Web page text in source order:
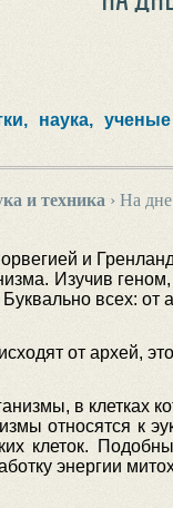
наука, ученые
и техника › На
и
Изучив
Буквально всех:
от архей,
в клетках
относятся к
клеток.
энергии